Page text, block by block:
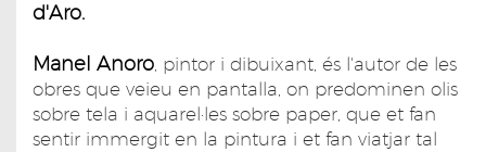
d'Aro.
Manel Anoro, pintor i dibuixant, és l'autor de les
obres que veieu en pantalla, on predominen olis
sobre tela i aquarel·les sobre paper, que et fan
sentir immergit en la pintura i et fan viatjar tal